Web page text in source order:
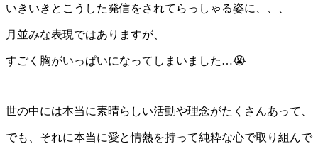
いきいきとこうした発信をされてらっしゃる姿に、、、
月並みな表現ではありますが、
すごく胸がいっぱいになってしまいました…😭
世の中には本当に素晴らしい活動や理念がたくさんあって、
でも、それに本当に愛と情熱を持って純粋な心で取り組んで